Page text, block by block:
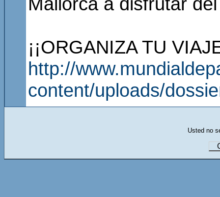
¡¡ORGANIZA TU
http://
content/uploads/
Usted no